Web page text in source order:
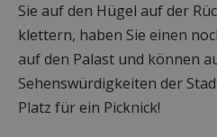
Sie auf den Hügel auf der
klettern, haben Sie einen
auf den Palast und können
Sehenswürdigkeiten der
Platz für ein Picknick!